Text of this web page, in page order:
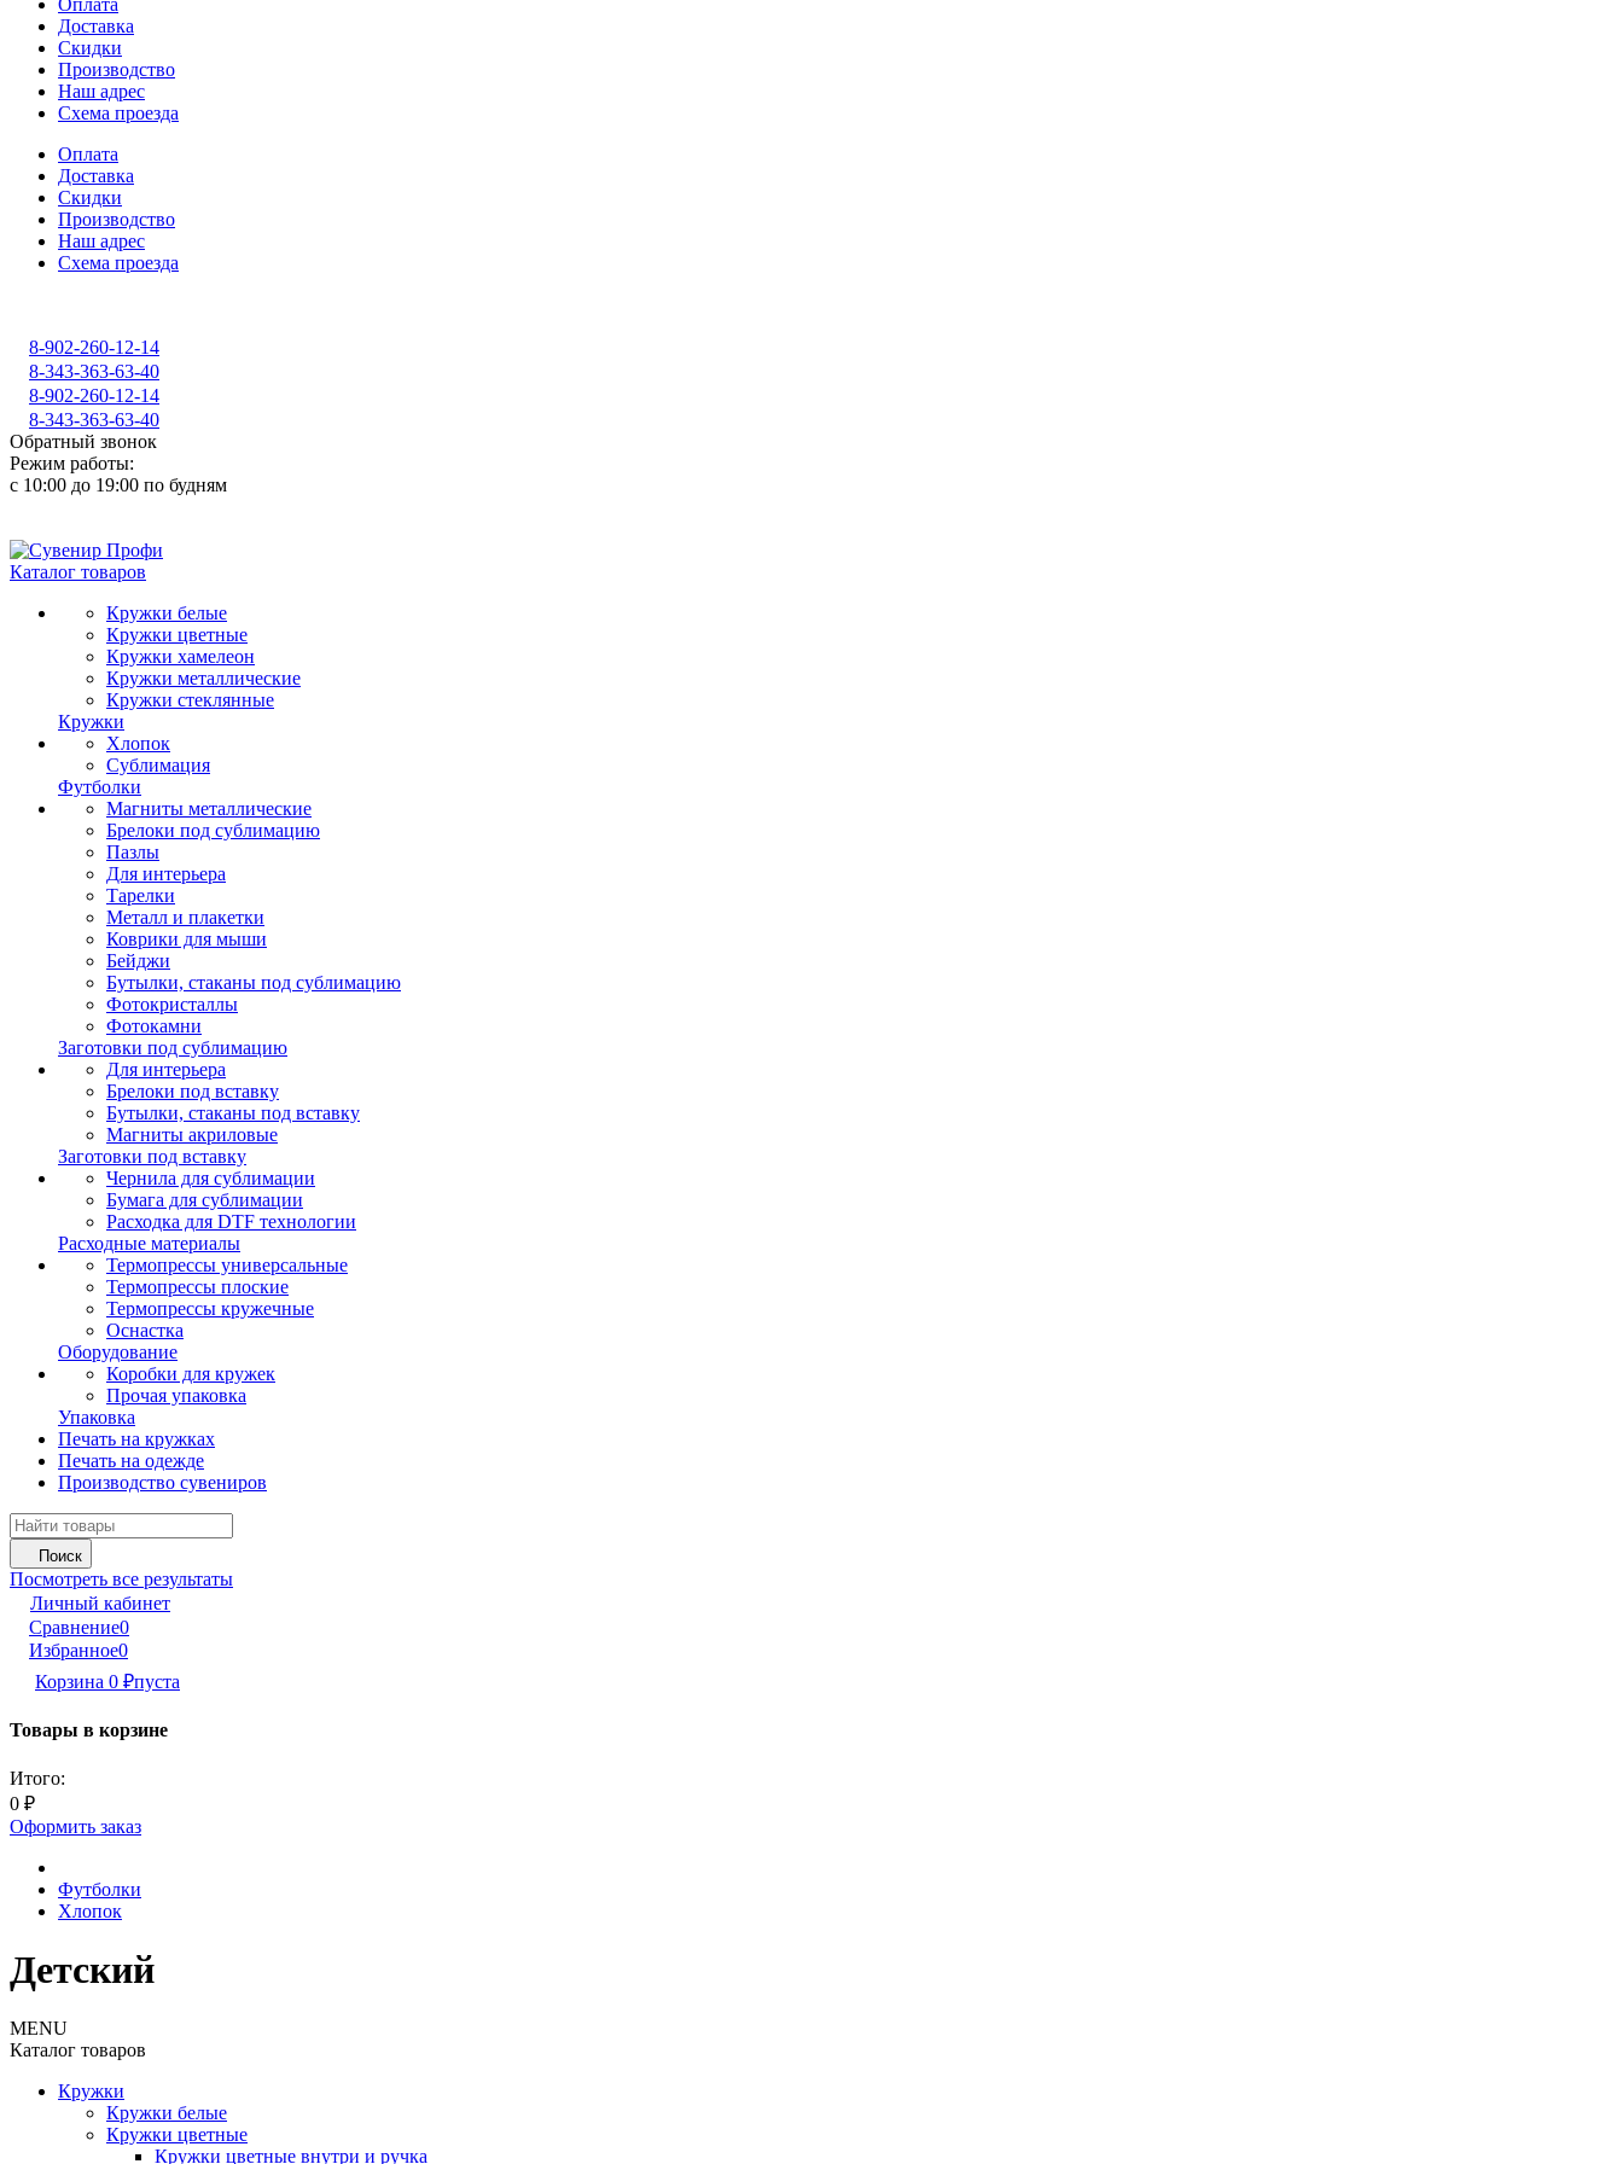
Оплата
Доставка
Скидки
Производство
Наш адрес
Схема проезда
Оплата
Доставка
Скидки
Производство
Наш адрес
Схема проезда
8-902-260-12-14
8-343-363-63-40
8-902-260-12-14
8-343-363-63-40
Обратный звонок
Режим работы:
с 10:00 до 19:00 по будням
Каталог товаров
Кружки белые
Кружки цветные
Кружки хамелеон
Кружки металлические
Кружки стеклянные
Кружки
Хлопок
Сублимация
Футболки
Магниты металлические
Брелоки под сублимацию
Пазлы
Для интерьера
Тарелки
Металл и плакетки
Коврики для мыши
Бейджи
Бутылки, стаканы под сублимацию
Фотокристаллы
Фотокамни
Заготовки под сублимацию
Для интерьера
Брелоки под вставку
Бутылки, стаканы под вставку
Магниты акриловые
Заготовки под вставку
Чернила для сублимации
Бумага для сублимации
Расходка для DTF технологии
Расходные материалы
Термопрессы универсальные
Термопрессы плоские
Термопрессы кружечные
Оснастка
Оборудование
Коробки для кружек
Прочая упаковка
Упаковка
Печать на кружках
Печать на одежде
Производство сувениров
Поиск
Посмотреть все результаты
Личный кабинет
Сравнение0
Избранное0
Корзина 0 ₽пуста
Товары в корзине
Итого:
0 ₽
Оформить заказ
Футболки
Хлопок
Детский
MENU
Каталог товаров
Кружки
Кружки белые
Кружки цветные
Кружки цветные внутри и ручка